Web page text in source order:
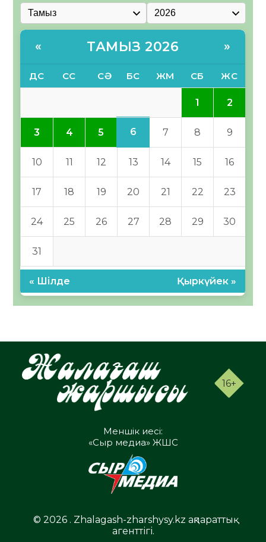
« ТАМЫЗ 2026 »
ДС СС СӘ БС ЖМ СБ ЖС
1 2
3 4 5 6 7 8 9
10 11 12 13 14 15 16
17 18 19 20 21 22 23
24 25 26 27 28 29 30
31
« Шілде Қыркүйек »
16+
Меншік иесі:
«Сыр медиа» ЖШС
© 2026 . Zhalagash-zharshysy.kz ақпараттық
агенттігі.